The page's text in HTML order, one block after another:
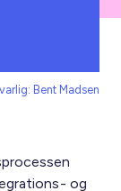
Bent Madsen
og